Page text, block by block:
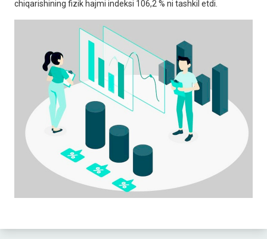
chiqarishining fizik hajmi indeksi 106,2 % ni tashkil etdi.